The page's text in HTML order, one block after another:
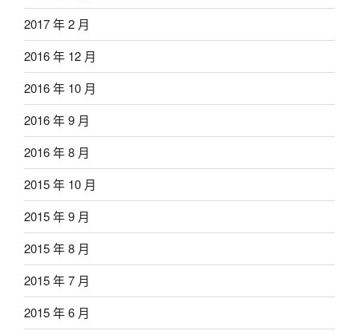
2017 年 2 月
2016 年 12 月
2016 年 10 月
2016 年 9 月
2016 年 8 月
2015 年 10 月
2015 年 9 月
2015 年 8 月
2015 年 7 月
2015 年 6 月